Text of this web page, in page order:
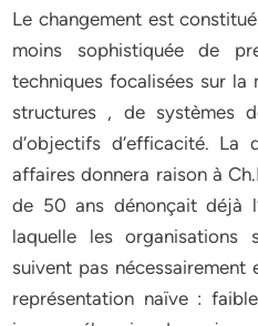
Le changement est
moins sophistiquée de
techniques focalisées sur la
structures , de systèmes
d‘objectifs d‘efficacité. La
affaires donnera raison à
de 50 ans dénonçait déjà
laquelle les organisations
suivent pas nécessairement
représentation naïve :